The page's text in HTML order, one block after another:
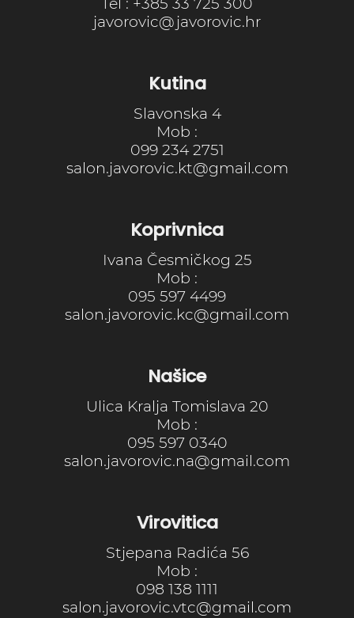
Tel : +385 33 725 300
javorovic@javorovic.hr
Kutina
Slavonska 4
Mob :
099 234 2751
salon.javorovic.kt@gmail.com
Koprivnica
Ivana Česmičkog 25
Mob :
095 597 4499
salon.javorovic.kc@gmail.com
Našice
Ulica Kralja Tomislava 20
Mob :
095 597 0340
salon.javorovic.na@gmail.com
Virovitica
Stjepana Radića 56
Mob :
098 138 1111
salon.javorovic.vtc@gmail.com